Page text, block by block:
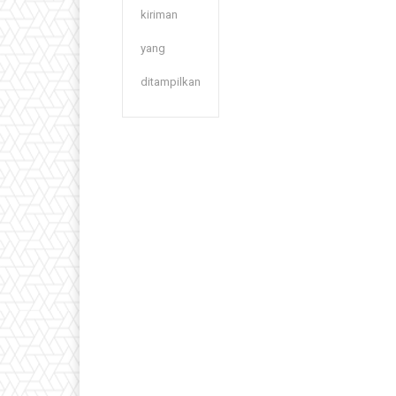
kiriman
yang
ditampilkan